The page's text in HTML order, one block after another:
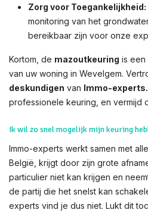
Zorg voor Toegankelijkheid:
monitoring van het
bereikbaar zijn voor onze
Kortom, de mazoutkeuring is een
van uw woning in Wevelgem.
deskundigen van Immo-
professionele keuring, en vermijd
Ik wil zo snel mogelijk mijn keuring
Immo-experts werkt samen met
België, krijgt door zijn grote
particulier niet kan krijgen en
de partij die het snelst kan
experts vind je dus niet. Lukt dit